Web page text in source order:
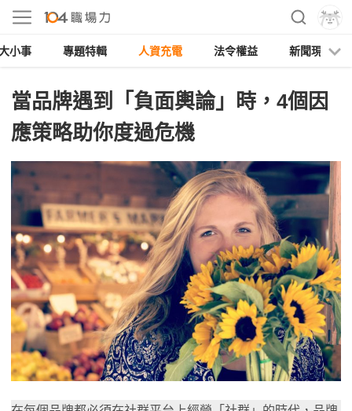
小事 專題特輯 人資充電 法令權益 新聞現場
當品牌遇到「負面輿論」時，4個因
應策略助你度過危機